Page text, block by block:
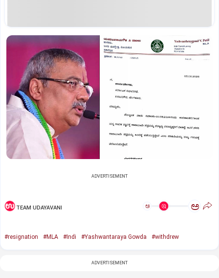
ADVERTISEMENT
TEAM UDAYAVANI ಅ ಅ
#resignation #MLA #Indi #Yashwantaraya Gowda #withdrew
ADVERTISEMENT